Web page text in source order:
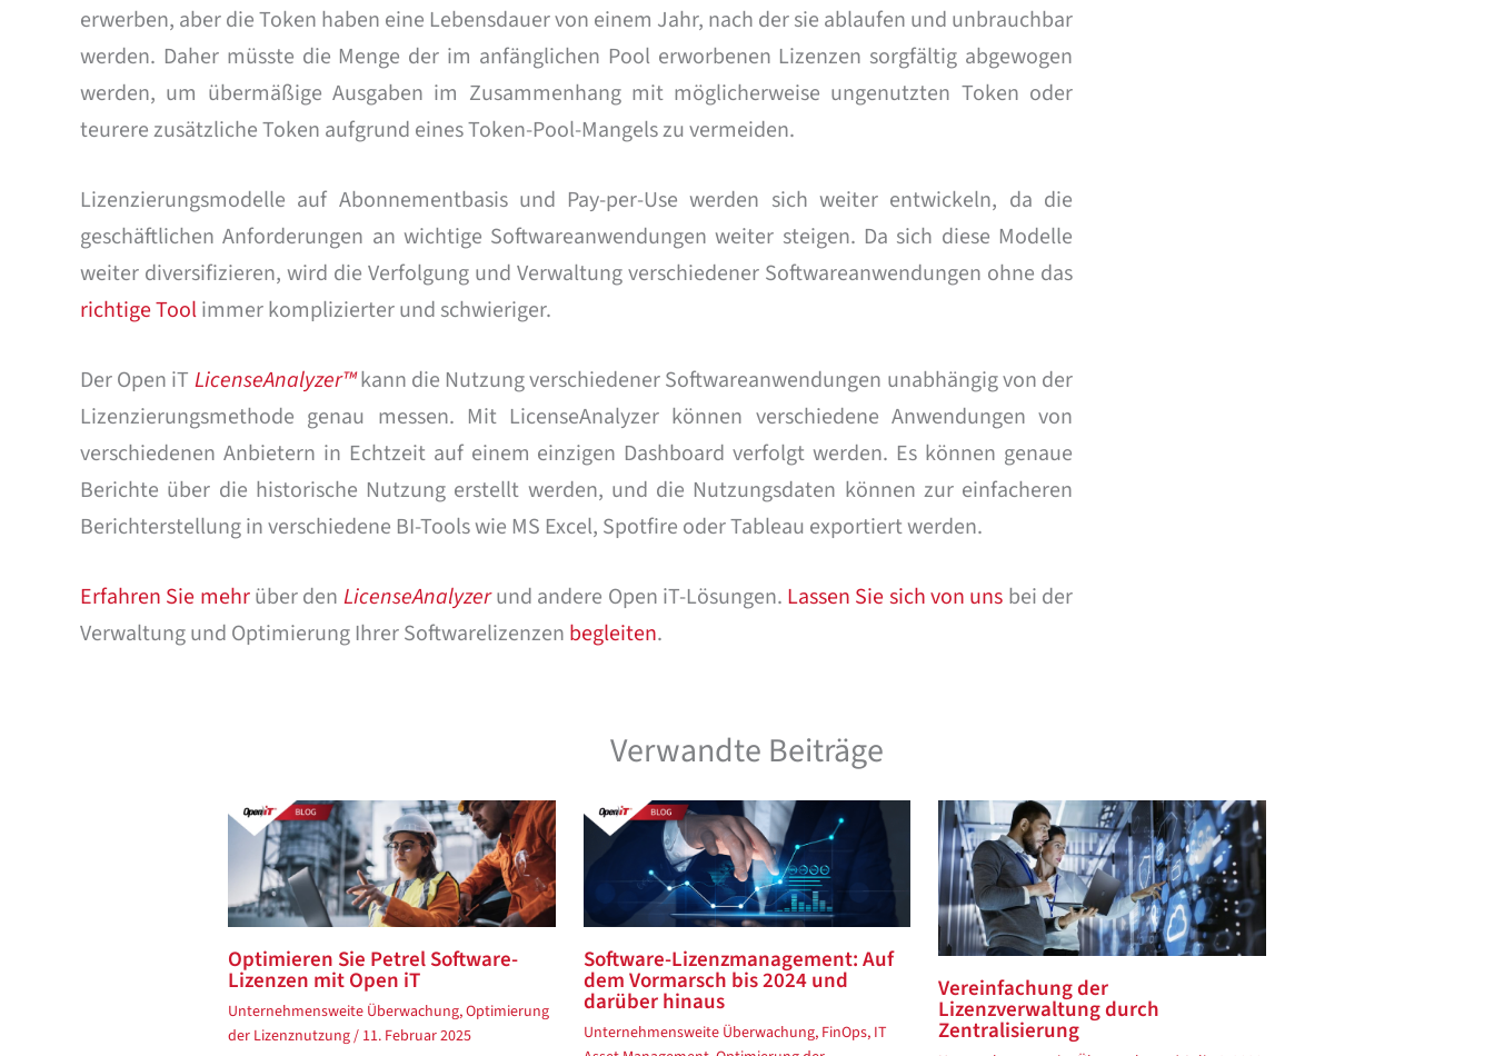
erwerben, aber die Token haben eine Lebensdauer von einem Jahr, nach der sie ablaufen und unbrauchbar
werden. Daher müsste die Menge der im anfänglichen Pool erworbenen Lizenzen sorgfältig abgewogen
werden, um übermäßige Ausgaben im Zusammenhang mit möglicherweise ungenutzten Token oder
teurere zusätzliche Token aufgrund eines Token-Pool-Mangels zu vermeiden.
Lizenzierungsmodelle auf Abonnementbasis und Pay-per-Use werden sich weiter entwickeln, da die
geschäftlichen Anforderungen an wichtige Softwareanwendungen weiter steigen. Da sich diese Modelle
weiter diversifizieren, wird die Verfolgung und Verwaltung verschiedener Softwareanwendungen ohne das
richtige Toolimmer komplizierter und schwieriger.
Der Open iT LicenseAnalyzer™kann die Nutzung verschiedener Softwareanwendungen unabhängig von der
Lizenzierungsmethode genau messen. Mit LicenseAnalyzer können verschiedene Anwendungen von
verschiedenen Anbietern in Echtzeit auf einem einzigen Dashboard verfolgt werden. Es können genaue
Berichte über die historische Nutzung erstellt werden, und die Nutzungsdaten können zur einfacheren
Berichterstellung in verschiedene BI-Tools wie MS Excel, Spotfire oder Tableau exportiert werden.
Erfahren Sie mehrüber den LicenseAnalyzerund andere Open iT-Lösungen. Lassen Sie sich von uns bei der
Verwaltung und Optimierung Ihrer Softwarelizenzen begleiten.
Verwandte Beiträge
Optimieren Sie Petrel Software-
Lizenzen mit Open iT
Unternehmensweite Überwachung,Optimierung
der Lizenznutzung/ 11. Februar 2025
Software-Lizenzmanagement: Auf
dem Vormarsch bis 2024 und
darüber hinaus
Unternehmensweite Überwachung, FinOps, IT
Vereinfachung der
Lizenzverwaltung durch
Zentralisierung